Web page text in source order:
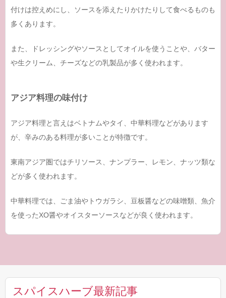
付けは控えめにし、ソースを添えたりかけたりして食べるものも
多くあります。
また、ドレッシングやソースとしてオイルを使うことや、バター
や生クリーム、チーズなどの乳製品が多く使われます。
アジア料理の味付け
アジア料理と言えはベトナムやタイ、中華料理などがあります
が、辛みのある料理が多いことが特徴です。
東南アジア圏ではチリソース、ナンプラー、レモン、ナッツ類な
どが多く使われます。
中華料理では、ごま油やトウガラシ、豆板醤などの味噌類、魚介
を使ったXO醤やオイスターソースなどが良く使われます。
スパイスハーブ最新記事